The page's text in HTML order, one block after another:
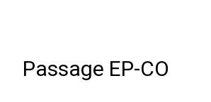
Passage EP-CO